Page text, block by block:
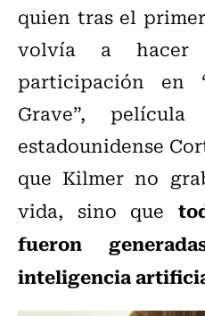
quien tras el
volvía a
participación en
Grave”,
estadounidense
que Kilmer no
vida, sino que
fueron
inteligencia